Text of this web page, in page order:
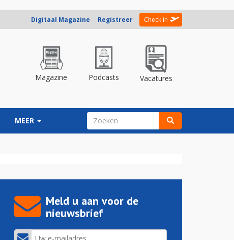
Digitaal Magazine Registreer Check in
Magazine Podcasts Vacatures
MEER ZOEKVELD
Meld u aan voor de
nieuwsbrief